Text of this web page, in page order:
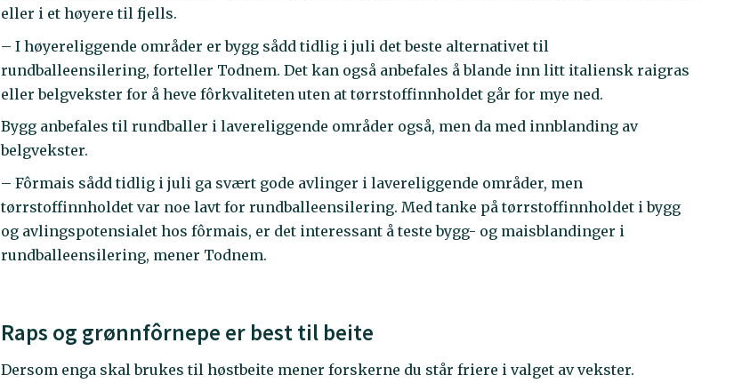
eller i et høyere til fjells.
– I høyereliggende områder er bygg sådd tidlig i juli det beste alternativet til
rundballeensilering, forteller Todnem. Det kan også anbefales å blande inn litt italiensk raigras
eller belgvekster for å heve fôrkvaliteten uten at tørrstoffinnholdet går for mye ned.
Bygg anbefales til rundballer i lavereliggende områder også, men da med innblanding av
belgvekster.
– Fôrmais sådd tidlig i juli ga svært gode avlinger i lavereliggende områder, men
tørrstoffinnholdet var noe lavt for rundballeensilering. Med tanke på tørrstoffinnholdet i bygg
og avlingspotensialet hos fôrmais, er det interessant å teste bygg- og maisblandinger i
rundballeensilering, mener Todnem.
Raps og grønnfôrnepe er best til beite
Dersom enga skal brukes til høstbeite mener forskerne du står friere i valget av vekster.